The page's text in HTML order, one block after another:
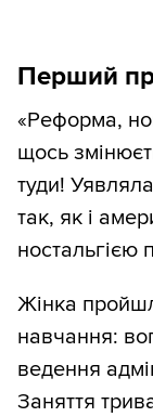
Перший
«Реформа,
щось
туди!
так, як і
ностальгією
Жінка
навчання:
ведення
Заняття